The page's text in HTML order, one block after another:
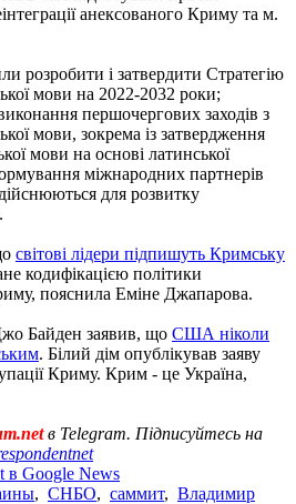
анексованого Криму та м.
розробити і затвердити Стратегію
мови на 2022-2032 роки;
першочергових заходів з
мови, зокрема із затвердження
мови на основі латинської
міжнародних партнерів
для розвитку
світові лідери підпишуть Кримську
кодифікацією політики
пояснила Еміне Джапарова.
Байден заявив, що США ніколи
. Білий дім опублікував заяву
Криму. Крим - це Україна,
в Telegram. Підписуйтесь на
в Google News
, СНБО, саммит, Владимир